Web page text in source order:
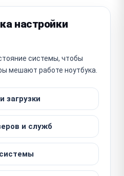
настройки
системы, чтобы
мешают работе ноутбука.
загрузки
и служб